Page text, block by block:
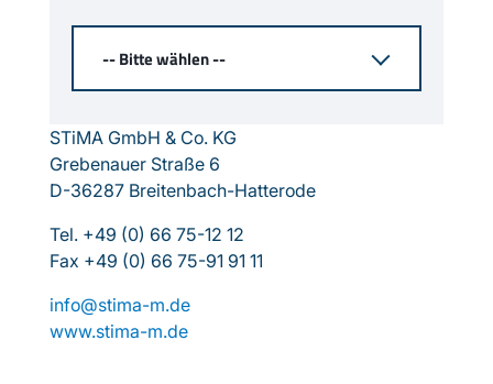
STiMA GmbH & Co. KG
Grebenauer Straße 6
D-36287 Breitenbach-Hatterode
Tel. +49 (0) 66 75-12 12
Fax +49 (0) 66 75-91 91 11
info@stima-m.de
www.stima-m.de